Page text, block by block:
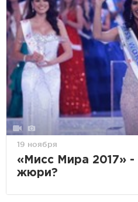
19 ноября
«Мисс Мира 2017» -
жюри?